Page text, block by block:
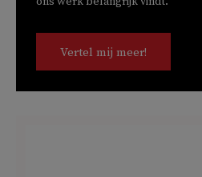
Vertel mij meer!